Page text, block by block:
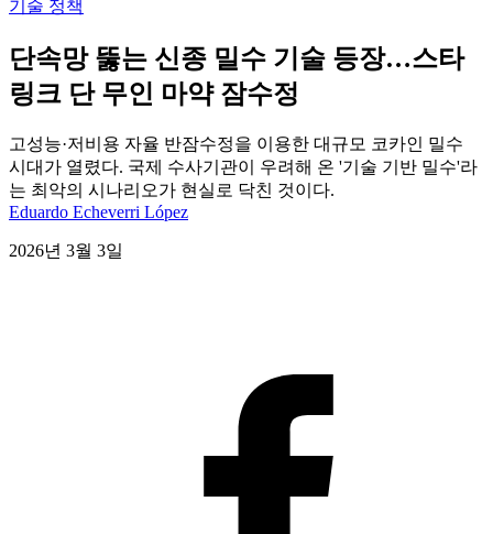
기술 정책
단속망 뚫는 신종 밀수 기술 등장…스타
링크 단 무인 마약 잠수정
고성능·저비용 자율 반잠수정을 이용한 대규모 코카인 밀수
시대가 열렸다. 국제 수사기관이 우려해 온 '기술 기반 밀수'라
는 최악의 시나리오가 현실로 닥친 것이다.
Eduardo Echeverri López
2026년 3월 3일